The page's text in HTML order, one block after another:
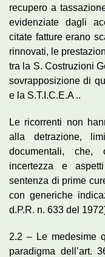
recupero a
evidenziate dagli
citate fatture erano
rinnovati, le
tra la S. Costruzioni
sovrapposizione di
e la S.T.I.C.E.A ..
Le ricorrenti non
alla detrazione,
documentali, che,
incertezza e
sentenza di prime
con generiche
d.P.R. n. 633 del
2.2 – Le medesime
paradigma dell’art.